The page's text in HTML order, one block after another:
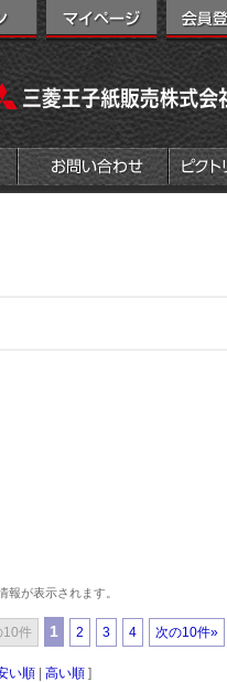
報が表示されます。
10件 1 2 3 4 次の10件»
い順 | 高い順 ]